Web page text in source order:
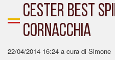
Cester best
Cornacchia
22/04/2014 16:24 a cura di Simone